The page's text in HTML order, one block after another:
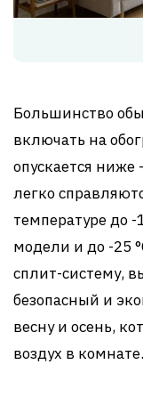
Большинство
включать на
опускается
легко
температуре до
модели и до -25
сплит-систему,
безопасный и
весну и осень,
воздух в комнате.